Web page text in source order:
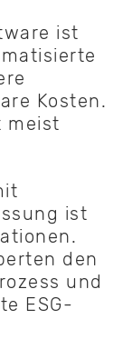
ist
Kosten.
meist
ist
den
und
ESG-